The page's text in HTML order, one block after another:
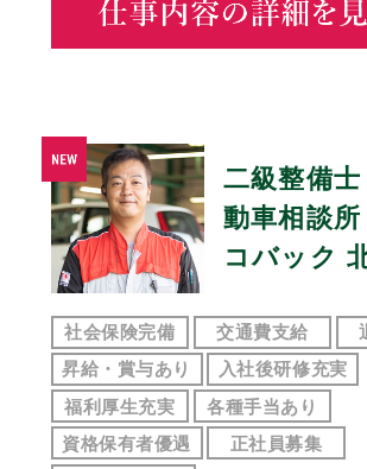
二級整備
動車相談
コバック
社会保険完備 交通費支給
昇給・賞与あり
入社後研修充実
福利厚生充実
各種手当あり
資格保有者優遇
正社員募集